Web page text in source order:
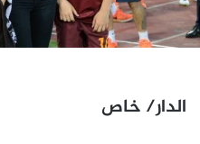
الدار/ خاص